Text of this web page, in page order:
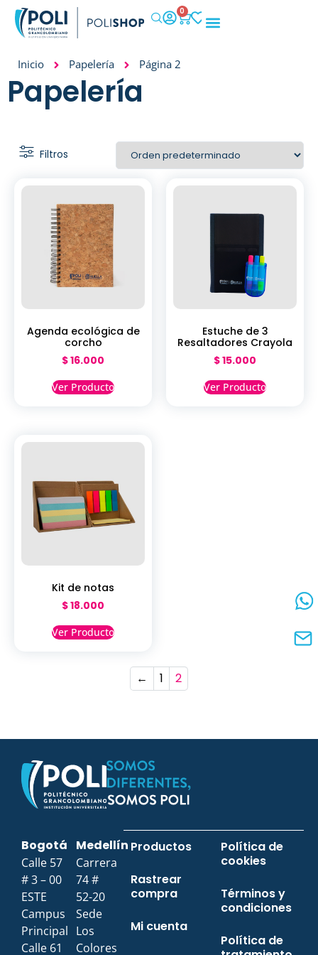
0
Inicio Papelería Página 2
Papelería
Agenda ecológica de
corcho
$16.000
Ver Producto
Estuche de 3
Resaltadores Crayola
$15.000
Ver Producto
Kit de notas
$18.000
Ver Producto
← 1 2
Bogotá
Calle 57
# 3 – 00
ESTE
Campus
Principal
Calle 61
Medellín
Carrera
74 #
52-20
Sede
Los
Colores
Productos
Rastrear
compra
Mi cuenta
Política de
cookies
Términos y
condiciones
Política de